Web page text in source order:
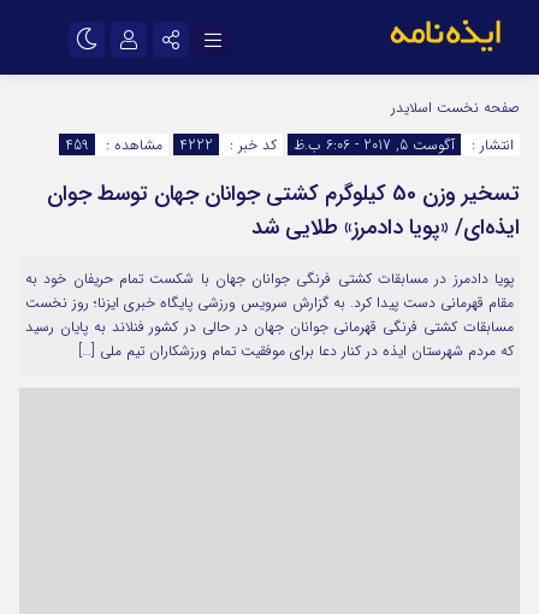
اینستاگرام
سروش
ایتا
آپارات
اپلیکیشن رمز عبور
مرا به خاطر بسپار
صفحه نخست اسلایدر
انتشار :
آگوست 5, 2017 - 6:06 ب.ظ کد خبر : 4222 مشاهده : 459
تسخیر وزن 50 کیلوگرم کشتی جوانان جهان توسط جوان
ایذه‌ای/ «پویا دادمرز» طلایی شد
پویا دادمرز در مسابقات کشتی فرنگی جوانان جهان با شکست تمام حریفان خود به
مقام قهرمانی دست پیدا کرد. به گزارش سرویس ورزشی پایگاه خبری ایزنا؛ روز نخست
مسابقات کشتی فرنگی قهرمانی جوانان جهان در حالی در کشور فنلاند به پایان رسید
که مردم شهرستان ایذه در کنار دعا برای موفقیت تمام ورزشکاران تیم ملی […]